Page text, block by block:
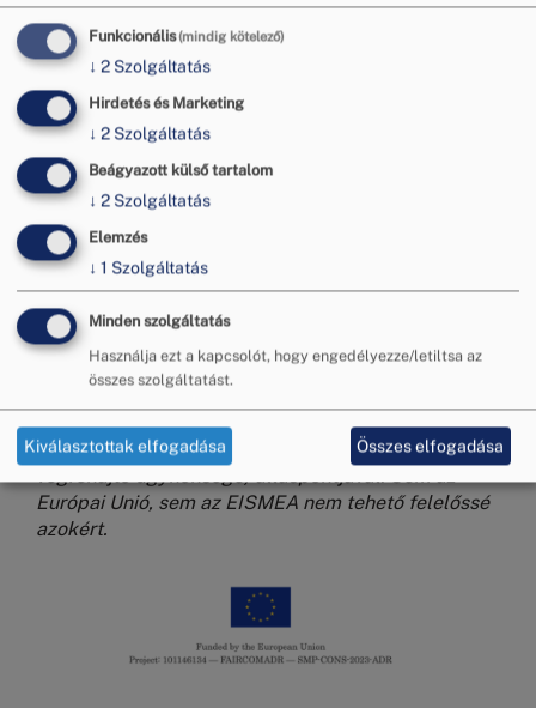
A fogyasztóvédelmi előadás a 101146134
azonosítószámú FAIRCOMADR projekt keretében,
az Európai Unió finanszírozásával valósult meg. A
jelen tartalomban megfogalmazott álláspontok és
tükrözik, és nem feltétlenül egyeznek az Európai
Unió vagy az EISMEA (az Európai Bizottság egyik
végrehajtó ügynöksége) álláspontjával. Sem az
Európai Unió, sem az EISMEA nem tehető felelőssé
azokért.
Funkcionális(mindig kötelező)
↓ 2 Szolgáltatás
Hirdetés és Marketing
↓ 2 Szolgáltatás
Beágyazott külső tartalom
↓ 2 Szolgáltatás
Elemzés
↓ 1 Szolgáltatás
Minden szolgáltatás
Használja ezt a kapcsolót, hogy engedélyezze/letiltsa az
összes szolgáltatást.
Kiválasztottak elfogadása Összes elfogadása